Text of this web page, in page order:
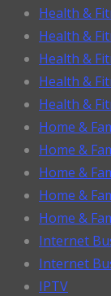
Health &
Health &
Health &
Health &
Health &
Home &
Home &
Home &
Home &
Home &
Internet
Internet
IPTV